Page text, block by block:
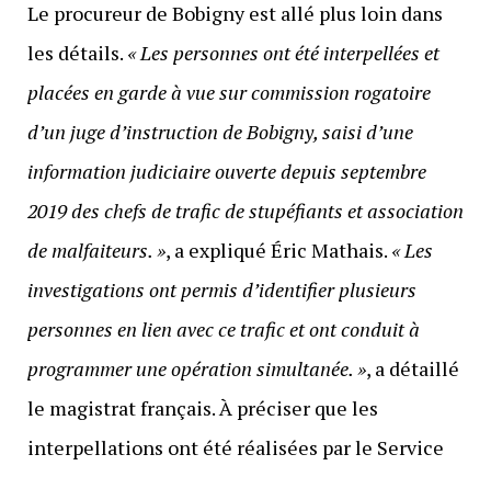
Le procureur de Bobigny est allé plus loin dans
les détails. « Les personnes ont été interpellées et
placées en garde à vue sur commission rogatoire
d’un juge d’instruction de Bobigny, saisi d’une
information judiciaire ouverte depuis septembre
2019 des chefs de trafic de stupéfiants et association
de malfaiteurs. », a expliqué Éric Mathais. « Les
investigations ont permis d’identifier plusieurs
personnes en lien avec ce trafic et ont conduit à
programmer une opération simultanée. », a détaillé
le magistrat français. À préciser que les
interpellations ont été réalisées par le Service